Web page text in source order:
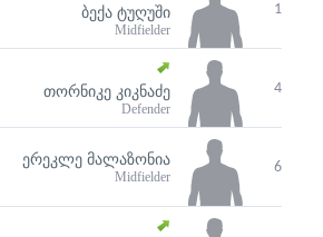
1
ᲑᲔᲥᲐ ᲢᲣᲦᲣᲨᲘ
Midfielder
4
ᲗᲝᲠᲜᲘᲙᲔ ᲙᲘᲙᲜᲐᲫᲔ
Defender
6
ᲔᲠᲔᲙᲚᲔ ᲛᲐᲚᲐᲖᲝᲜᲘᲐ
Midfielder